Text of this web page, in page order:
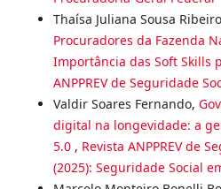
Thaísa Juliana Sousa
Procuradores da Fazenda
Importância das Soft Skills
ANPPREV de Seguridade
Valdir Soares Fernando,
digital na longevidade: a
5.0 , Revista ANPPREV de
(2025): Seguridade Social